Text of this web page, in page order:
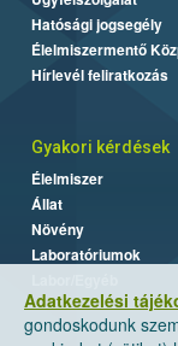
Adatkezelési
gondoskodunk
Hatósági jogsegély
Élelmiszermentő
Hírlevél feliratkozás
Gyakori kérdések
Élelmiszer
Állat
Növény
Laboratóriumok